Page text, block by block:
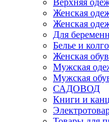
Верхняя
Женская
Женская
Для
Белье и
Женская
Мужская
Мужская
САДОВОД
Книги и